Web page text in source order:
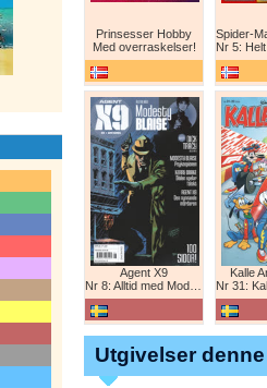
Prinsesser Hobby
Med overraskelser!
Nr 5: Helt ny
Agent X9
Nr 8: Alltid med Modesty Blaise
Kalle
Nr 31:
Utgivelser